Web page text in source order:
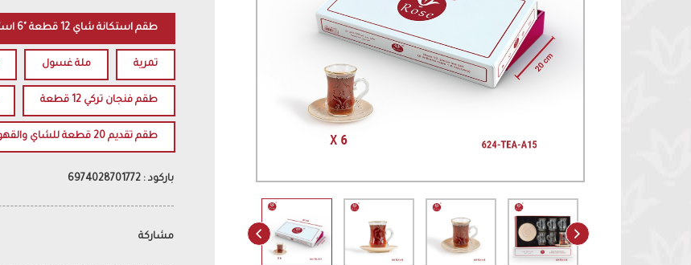
طقم استكانة شاي 12 قطعة "6 استكانات + 6 صحون"
تمرية ملة غسول
طقم فنجان تركي 12 قطعة
طقم تقديم 20 قطعة للشاي والقهوة
باركود : 6974028701772
مشاركة